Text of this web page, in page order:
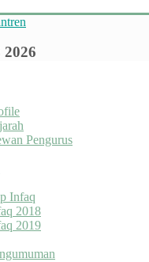
Pengurus
Infaq
2018
2019